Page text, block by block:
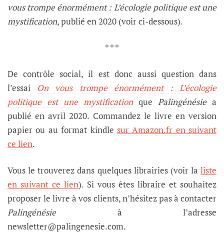
vous trompe énormément: L’écologie politique est une
mystification, publié en 2020 (voir ci-dessous).
* * *
De contrôle social, il est donc aussi question dans
l’essai On vous trompe énormément : L’écologie
politique est une mystificationque Palingénésiea
publié en avril 2020. Commandez le livre en version
papier ou au format kindle sur Amazon.fr en suivant
ce lien.
Vous le trouverez dans quelques librairies (voir la liste
en suivant ce lien). Si vous êtes libraire et souhaitez
proposer le livre à vos clients, n’hésitez pas à contacter
Palingénésieà l’adresse
newsletter@palingenesie.com.